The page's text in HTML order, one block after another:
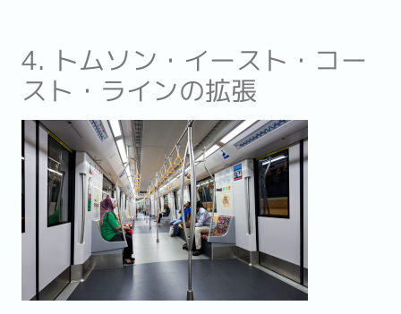
4. トムソン・イースト・コー
スト・ラインの拡張